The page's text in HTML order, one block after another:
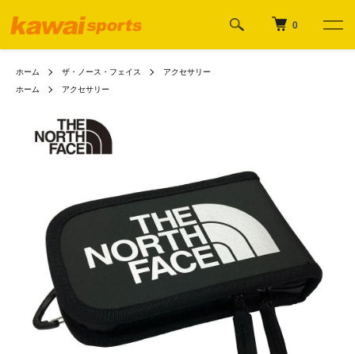
0
ホーム ザ・ノース・フェイス
アクセサリー
ホーム
アクセサリー